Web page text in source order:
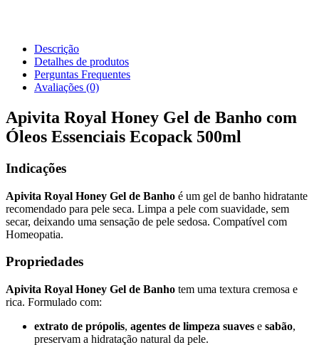
Descrição
Detalhes de produtos
Perguntas Frequentes
Avaliações (0)
Apivita Royal Honey Gel de Banho com
Óleos Essenciais Ecopack 500ml
Indicações
Apivita Royal Honey Gel de Banho é um gel de banho hidratante
recomendado para pele seca. Limpa a pele com suavidade, sem
secar, deixando uma sensação de pele sedosa. Compatível com
Homeopatia.
Propriedades
Apivita Royal Honey Gel de Banho tem uma textura cremosa e
rica. Formulado com:
extrato de própolis, agentes de limpeza suaves e sabão,
preservam a hidratação natural da pele.